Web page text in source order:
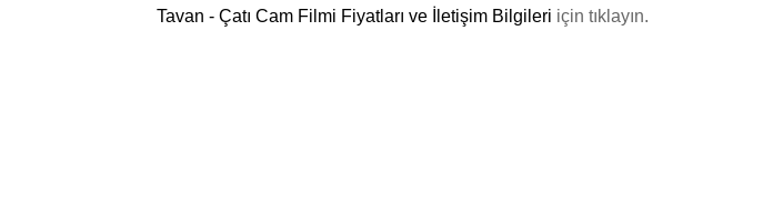
Tavan - Çatı Cam Filmi Fiyatları ve İletişim Bilgileri için tıklayın.